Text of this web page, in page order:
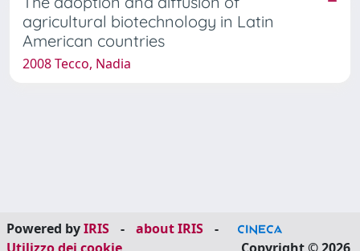
agricultural biotechnology in Latin
American countries
2008 Tecco, Nadia
Powered byIRIS - about IRIS
-